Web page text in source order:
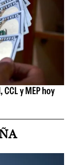
y MEP hoy